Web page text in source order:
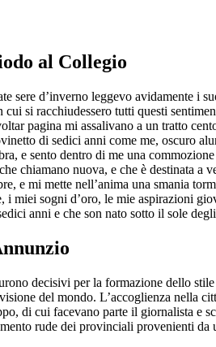
al Collegio
sere d’inverno leggevo avidamente
si racchiudessero tutti questi
pagina mi assalivano a un tratto
di sedici anni come me, oscuro
e sento dentro di me una
chiamano nuova, e che è destinata
e mi mette nell’anima una smania
i miei sogni d’oro, le mie aspirazioni
anni e che son nato sotto il sole
decisivi per la formazione dello
del mondo. L’accoglienza nella
di cui facevano parte il giornalista e
rude dei provinciali provenienti